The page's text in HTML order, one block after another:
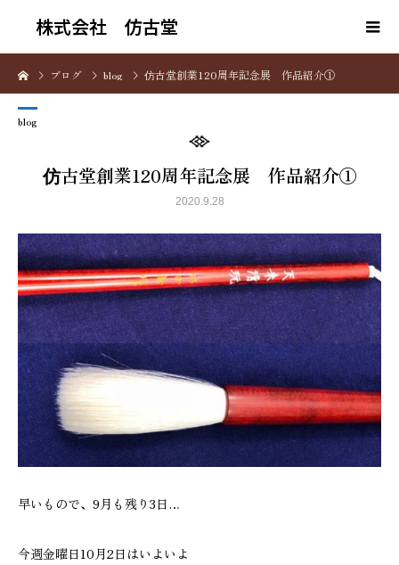
株式会社 仿古堂
ブログ blog 仿古堂創業120周年記念展 作品紹介①
blog
仿古堂創業120周年記念展 作品紹介①
2020.9.28
早いもので、9月も残り3日…
今週金曜日10月2日はいよいよ